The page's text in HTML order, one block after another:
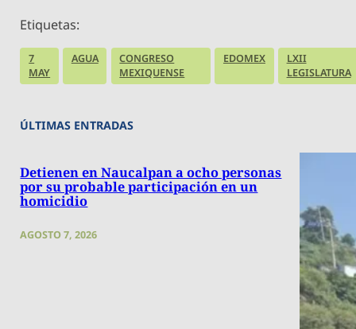
Etiquetas:
7
MAY
AGUA
CONGRESO
MEXIQUENSE
EDOMEX
LXII
LEGISLATURA
ÚLTIMAS ENTRADAS
Detienen en Naucalpan a ocho personas
por su probable participación en un
homicidio
AGOSTO 7, 2026